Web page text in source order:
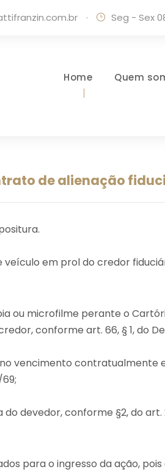
· Seg - Sex
Home Quem
de alienação
em prol do credor
ou microfilme perante o
conforme art. 66, § 1, do
vencimento contratualmente
devedor, conforme §2, do art.
para o ingresso da ação,